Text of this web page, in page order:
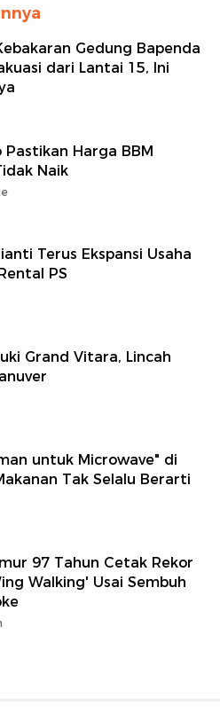
Gedung Bapenda
dari Lantai 15, Ini
Pastikan Harga BBM
Naik
Terus Ekspansi Usaha
PS
Grand Vitara, Lincah
untuk Microwave" di
Tak Selalu Berarti
97 Tahun Cetak Rekor
Walking' Usai Sembuh